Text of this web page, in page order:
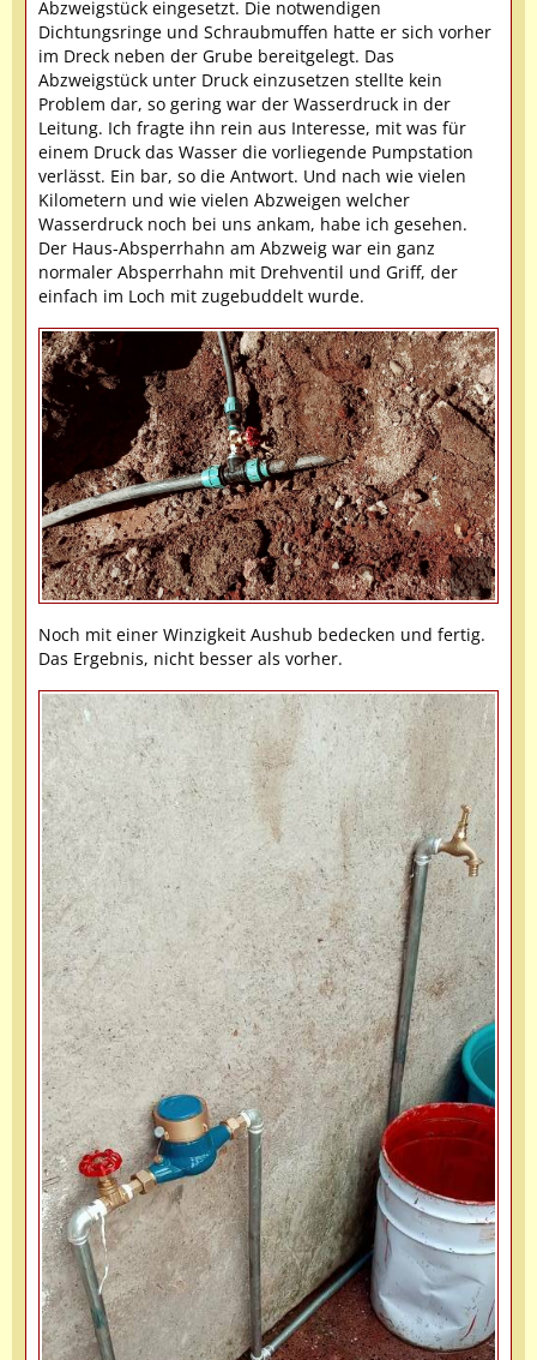
Abzweigstück eingesetzt. Die notwendigen
Dichtungsringe und Schraubmuffen hatte er sich vorher
im Dreck neben der Grube bereitgelegt. Das
Abzweigstück unter Druck einzusetzen stellte kein
Problem dar, so gering war der Wasserdruck in der
Leitung. Ich fragte ihn rein aus Interesse, mit was für
einem Druck das Wasser die vorliegende Pumpstation
verlässt. Ein bar, so die Antwort. Und nach wie vielen
Kilometern und wie vielen Abzweigen welcher
Wasserdruck noch bei uns ankam, habe ich gesehen.
Der Haus-Absperrhahn am Abzweig war ein ganz
normaler Absperrhahn mit Drehventil und Griff, der
einfach im Loch mit zugebuddelt wurde.
Noch mit einer Winzigkeit Aushub bedecken und fertig.
Das Ergebnis, nicht besser als vorher.